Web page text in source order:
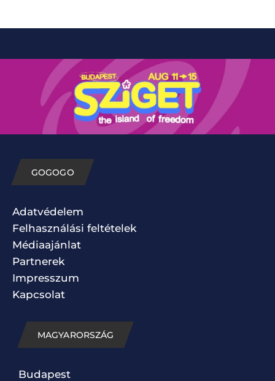
GOGOGO
Adatvédelem
Felhasználási feltételek
Médiaajánlat
Partnerek
Impresszum
Kapcsolat
MAGYARORSZÁG
Budapest